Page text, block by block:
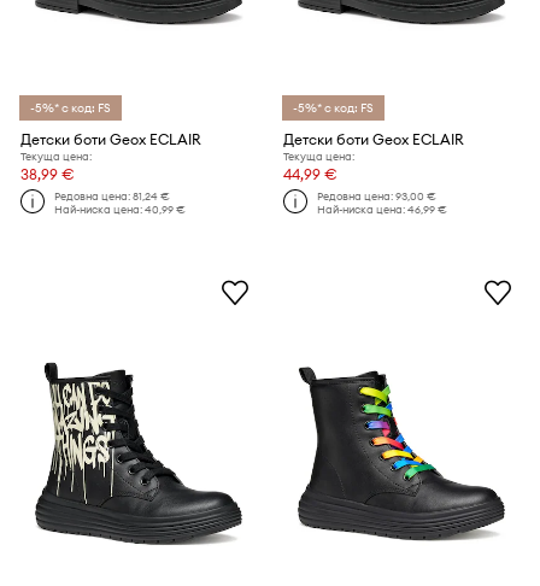
-5%* с код: FS
Детски боти Geox ECLAIR
Текуща цена:
38,99 €
Редовна цена:81,24 €
Най-ниска цена:40,99 €
-5%* с код: FS
Детски боти Geox ECLAIR
Текуща цена:
44,99 €
Редовна цена:93,00 €
Най-ниска цена:46,99 €